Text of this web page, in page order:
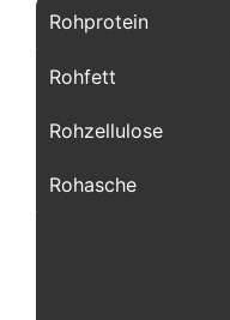
Rohprotein
Rohfett
Rohzellulose
Rohasche